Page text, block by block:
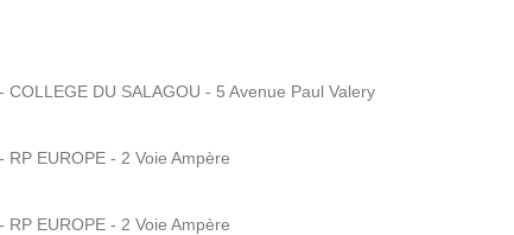
COLLEGE DU SALAGOU - 5 Avenue Paul Valery
EUROPE - 2 Voie Ampère
EUROPE - 2 Voie Ampère